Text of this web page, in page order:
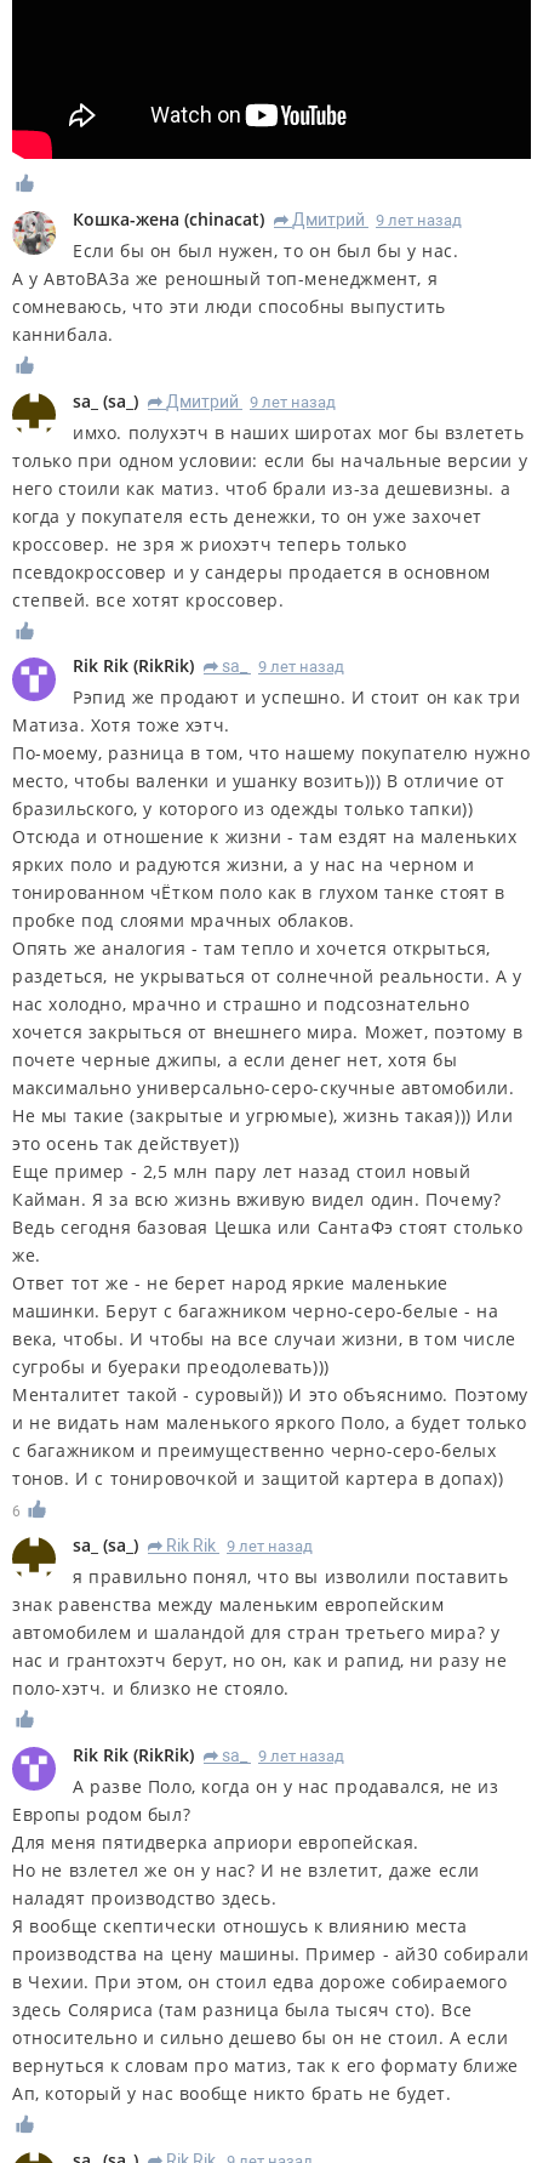
Кошка-жена (chinacat) R Дмитрий 9 лет назад
Если бы он был нужен, то он был бы у нас.
А у АвтоВАЗа же реношный топ-менеджмент, я
сомневаюсь, что эти люди способны выпустить
каннибала.
sa_ (sa_ ) R Дмитрий 9 лет назад
имхо. полухэтч в наших широтах мог бы взлететь
только при одном условии: если бы начальные версии у
него стоили как матиз. чтоб брали из-за дешевизны. а
когда у покупателя есть денежки, то он уже захочет
кроссовер. не зря ж риохэтч теперь только
псевдокроссовер и у сандеры продается в основном
степвей. все хотят кроссовер.
Rik Rik (RikRik) R sa_ 9 лет назад
Рэпид же продают и успешно. И стоит он как три
Матиза. Хотя тоже хэтч.
По-моему, разница в том, что нашему покупателю нужно
место, чтобы валенки и ушанку возить))) В отличие от
бразильского, у которого из одежды только тапки))
Отсюда и отношение к жизни - там ездят на маленьких
ярких поло и радуются жизни, а у нас на черном и
тонированном чЁтком поло как в глухом танке стоят в
пробке под слоями мрачных облаков.
Опять же аналогия - там тепло и хочется открыться,
раздеться, не укрываться от солнечной реальности. А у
нас холодно, мрачно и страшно и подсознательно
хочется закрыться от внешнего мира. Может, поэтому в
почете черные джипы, а если денег нет, хотя бы
максимально универсально-серо-скучные автомобили.
Не мы такие (закрытые и угрюмые), жизнь такая))) Или
это осень так действует))
Еще пример - 2,5 млн пару лет назад стоил новый
Кайман. Я за всю жизнь вживую видел один. Почему?
Ведь сегодня базовая Цешка или СантаФэ стоят столько
же.
Ответ тот же - не берет народ яркие маленькие
машинки. Берут с багажником черно-серо-белые - на
века, чтобы. И чтобы на все случаи жизни, в том числе
сугробы и буераки преодолевать)))
Менталитет такой - суровый)) И это объяснимо. Поэтому
и не видать нам маленького яркого Поло, а будет только
с багажником и преимущественно черно-серо-белых
тонов. И с тонировочкой и защитой картера в допах))
6
sa_ (sa_ ) R Rik Rik 9 лет назад
я правильно понял, что вы изволили поставить
знак равенства между маленьким европейским
автомобилем и шаландой для стран третьего мира? у
нас и грантохэтч берут, но он, как и рапид, ни разу не
поло-хэтч. и близко не стояло.
Rik Rik (RikRik) R sa_ 9 лет назад
А разве Поло, когда он у нас продавался, не из
Европы родом был?
Для меня пятидверка априори европейская.
Но не взлетел же он у нас? И не взлетит, даже если
наладят производство здесь.
Я вообще скептически отношусь к влиянию места
производства на цену машины. Пример - ай30 собирали
в Чехии. При этом, он стоил едва дороже собираемого
здесь Соляриса (там разница была тысяч сто). Все
относительно и сильно дешево бы он не стоил. А если
вернуться к словам про матиз, так к его формату ближе
Ап, который у нас вообще никто брать не будет.